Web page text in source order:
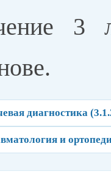
3
диагностика
и